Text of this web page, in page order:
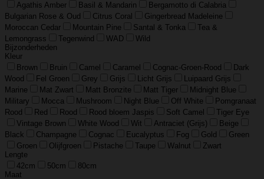
Agathis Amber
Basil & Mandarin
Bergamotto di Calabria
Bulgarian Rose & Oud
Citrus Coral
Gingerbread Madeleine
Moroccan Cedar
Mountain Pine Santal & Tonka
Tea &
Lemongrass
Tegenwind WAD
Wild
Bijzonderheden
Kleur
Brown
Bruin Camel Caramel Cognac-Groen-Rood
Dark
Wood
Fel Groen Grey Grijs Licht Grijs
Luipaard Grijs
Marine
Mat Zwart Matt Bronzite Matt Tiger
Midnight Blue
Military
Mocca Mushroom Night Blue Off White
Pomgranaat
Rood
Red Rood Rood bloem Jaspis Soft Camel
Tiger Eye
Vintage Brown
White Wood Wit Antraciet (Grijs)
Beige
Black
Champagne Cognac Eucalyptus Fog Gold
Green
Groen
Olijfgroen Pistache Taupe Walnut
Zwart
Lengte
42cm
50cm
80cm
Maat